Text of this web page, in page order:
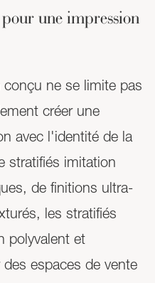
une impression
ne se limite pas
créer une
avec l'identité de la
stratifiés imitation
de finitions ultra-
les stratifiés
polyvalent et
espaces de vente